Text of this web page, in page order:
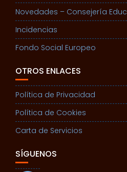
Novedades – Consejería
Incidencias
Fondo Social Europeo
OTROS ENLACES
Política de Privacidad
Política de Cookies
Carta de Servicios
SÍGUENOS